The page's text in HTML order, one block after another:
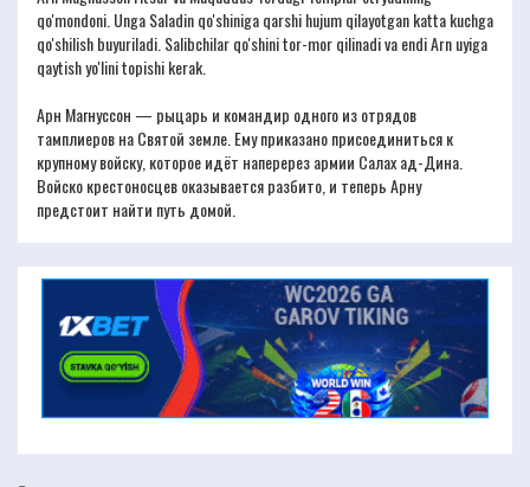
qo'mondoni. Unga Saladin qo'shiniga qarshi hujum qilayotgan katta kuchga
qo'shilish buyuriladi. Salibchilar qo'shini tor-mor qilinadi va endi Arn uyiga
qaytish yo'lini topishi kerak.
Арн Магнуссон — рыцарь и командир одного из отрядов
тамплиеров на Святой земле. Ему приказано присоединиться к
крупному войску, которое идёт наперерез армии Салах ад-Дина.
Войско крестоносцев оказывается разбито, и теперь Арну
предстоит найти путь домой.